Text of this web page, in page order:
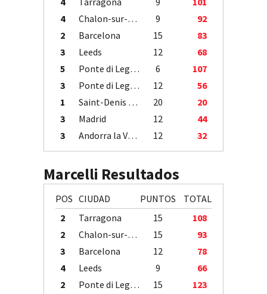
4
Chalon-sur-Saône 9
92
2
Barcelona 15
83
3
Leeds 12
68
5
Ponte di Legno 6
107
3
Ponte di Legno 12
56
1
Saint-Denis / Île de la Réunion 20
20
3
Madrid 12
44
3
Andorra la Vella 12 32
Marcelli Resultados
POS CIUDAD PUNTOS
TOTAL
2
Tarragona 15
108
2
Chalon-sur-Saône 15
93
3
Barcelona 12
78
4
Leeds 9
66
2
Ponte di Legno 15
123